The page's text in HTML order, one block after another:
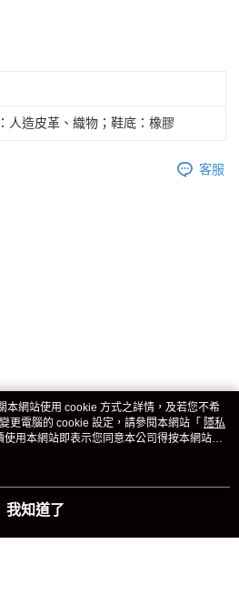
人造皮革、織物；鞋底：橡膠
客服
本網站使用 cookie 方式之詳情，及若您不希
更電腦的 cookie 設定，請參閱本網站「 隱私
使用本網站即表示您同意本公司得按本網站使
我知道了